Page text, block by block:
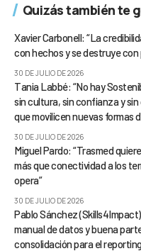
Quizás también te
Xavier Carbonell: “La
con hechos y se destruye con
30 DE JULIO DE 2026
Tania Labbé: “No hay
sin cultura, sin confianza y
que movilicen nuevas formas
30 DE JULIO DE 2026
Miguel Pardo: “Trasmed
más que conectividad a los
opera”
30 DE JULIO DE 2026
Pablo Sánchez
manual de datos y buena
consolidación para el